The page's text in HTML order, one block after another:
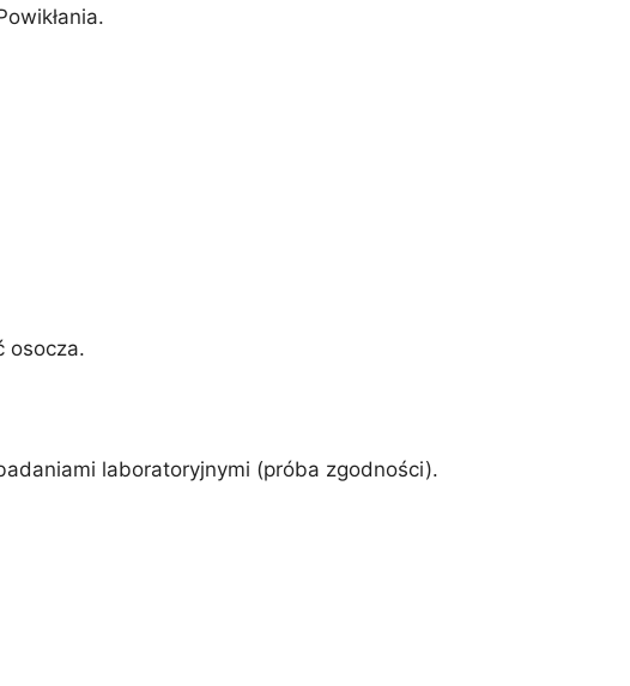
osocza.
laboratoryjnymi (próba zgodności).